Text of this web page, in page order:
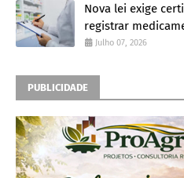
Nova lei exige
registrar
Julho 07, 2026
PUBLICIDADE